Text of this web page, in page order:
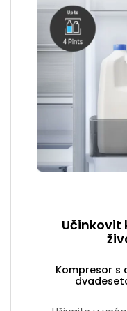
Učinkovit
Kompresor